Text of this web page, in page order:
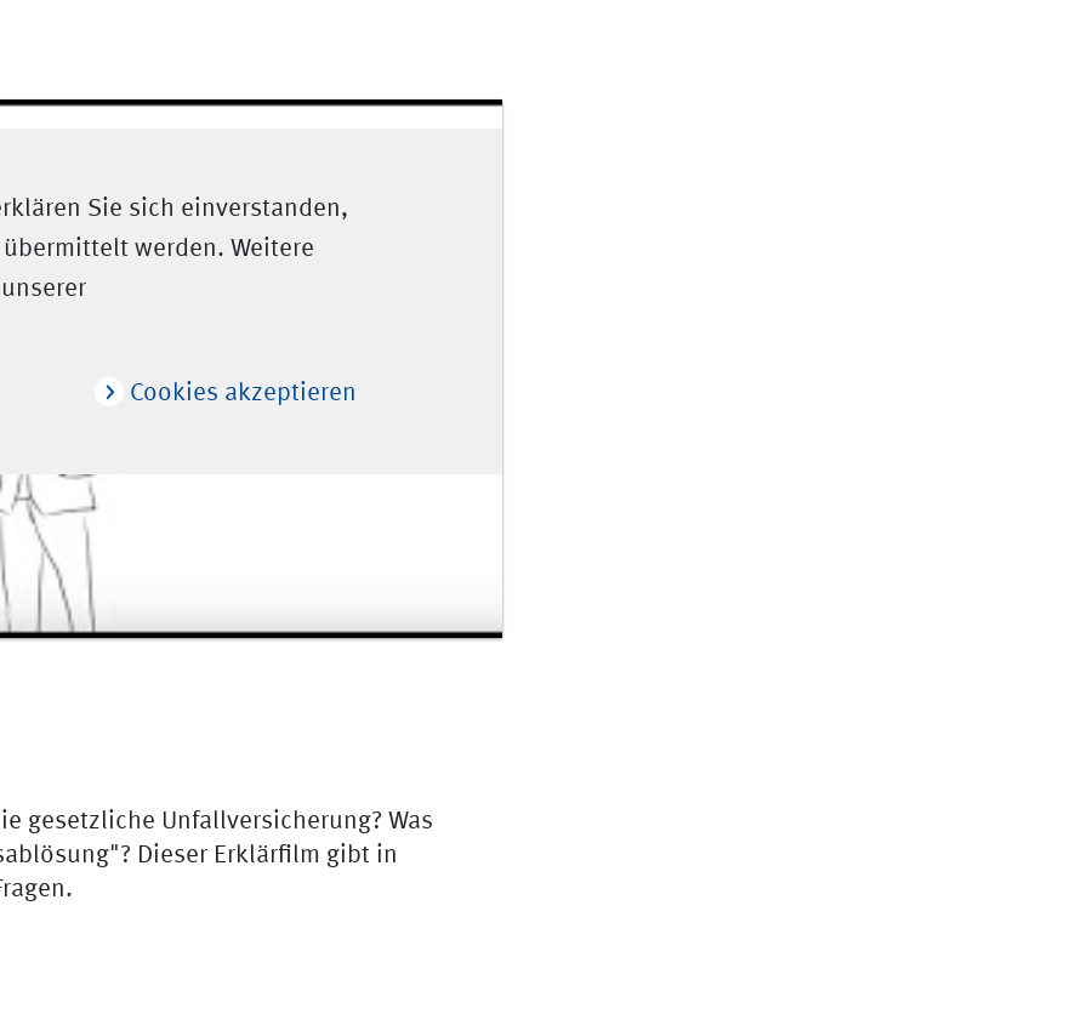
Sie sich einverstanden,
übermittelt werden. Weitere
Cookies akzeptieren
gesetzliche Unfallversicherung? Was
Dieser Erklärfilm gibt in